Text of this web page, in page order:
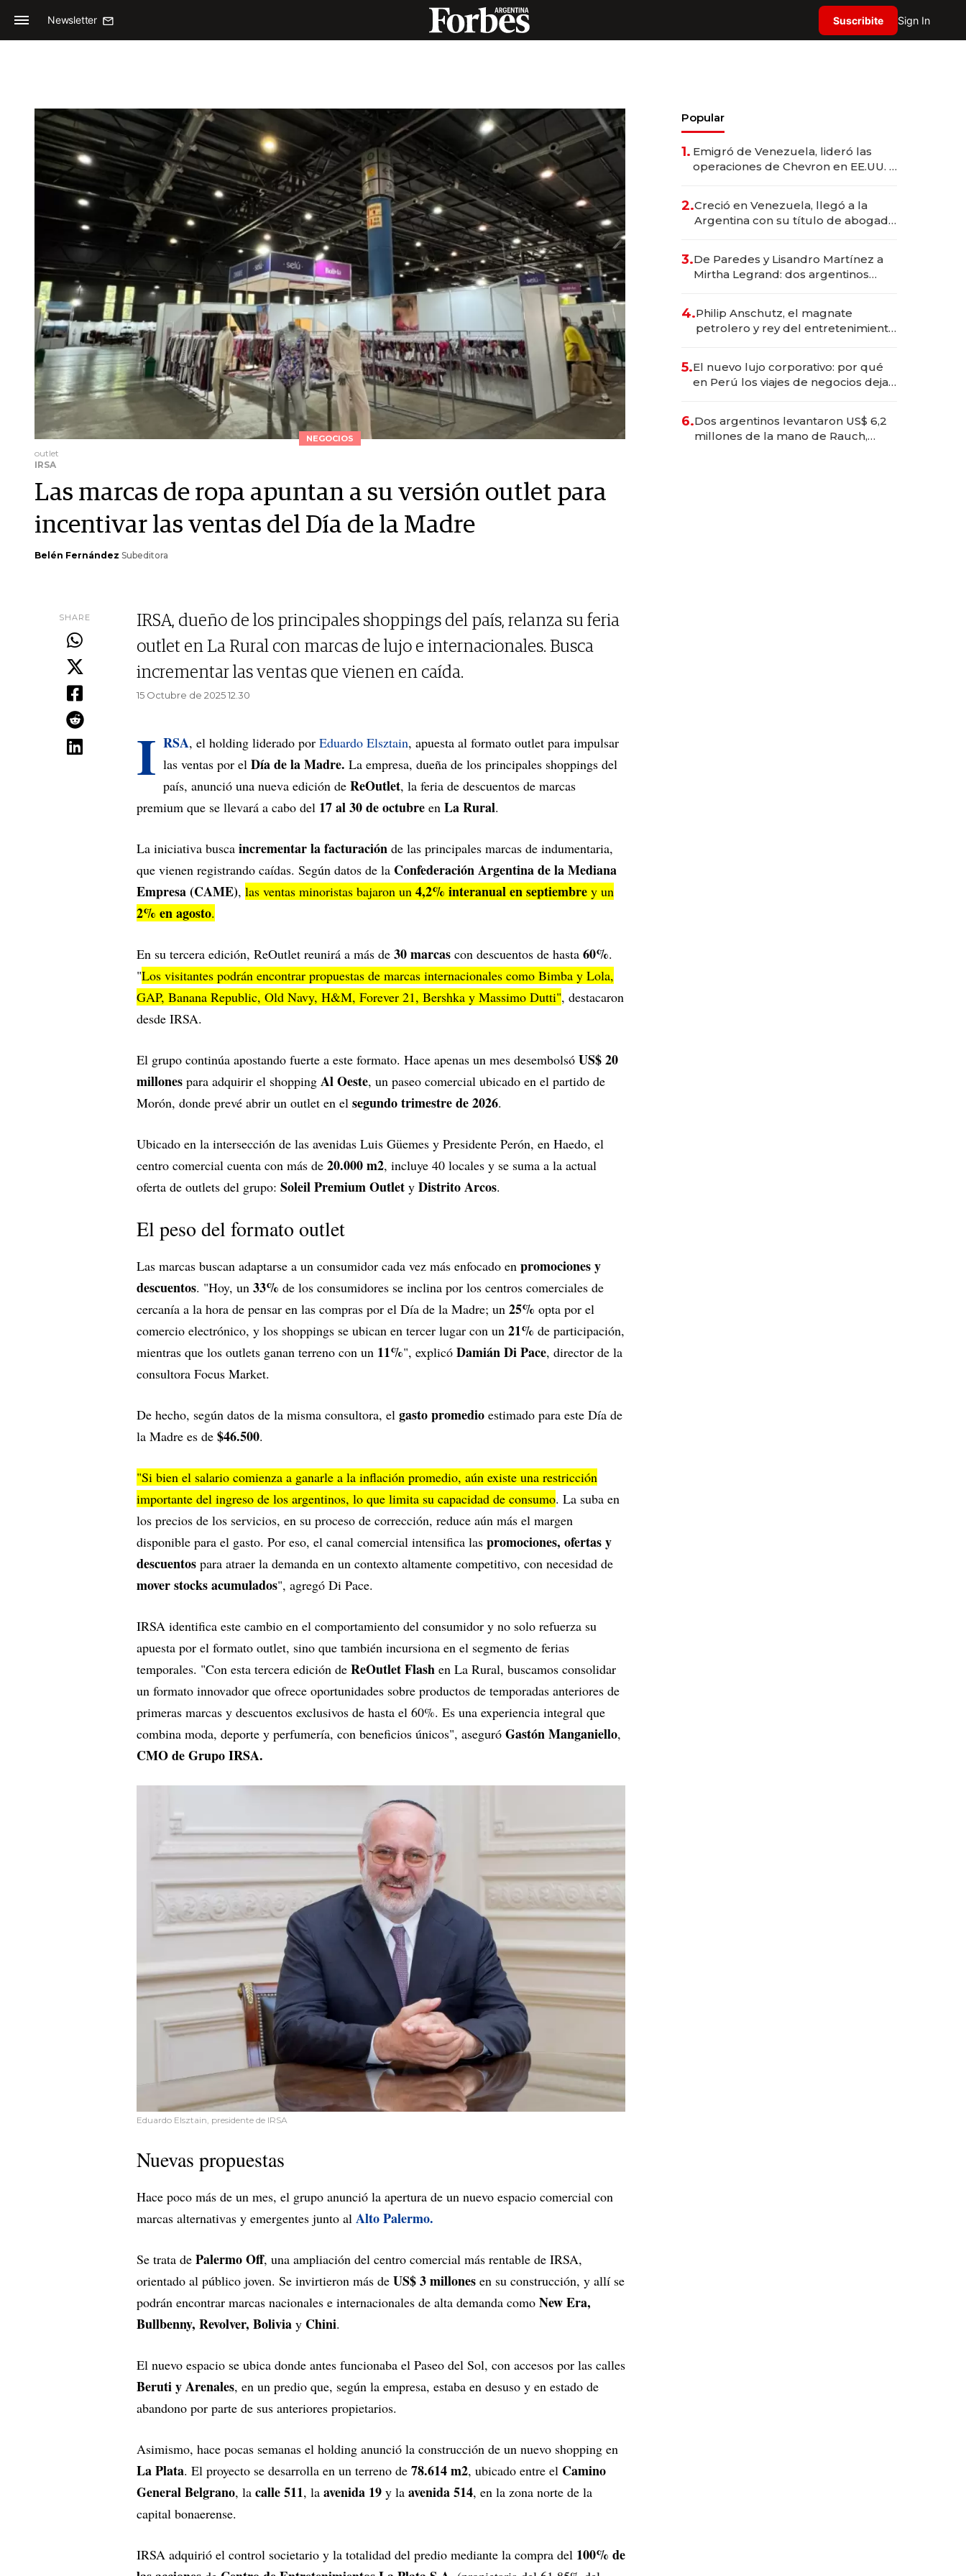
Newsletter Suscribite Sign In
NEGOCIOS
outlet
IRSA
Las marcas de ropa apuntan a su versión outlet para
incentivar las ventas del Día de la Madre
Belén Fernández Subeditora
SHARE
IRSA, dueño de los principales shoppings del país, relanza su feria
outlet en La Rural con marcas de lujo e internacionales. Busca
incrementar las ventas que vienen en caída.
15 Octubre de 2025 12.30
I RSA, el holding liderado por Eduardo Elsztain, apuesta al formato outlet para impulsar
las ventas por el Día de la Madre. La empresa, dueña de los principales shoppings del
país, anunció una nueva edición de ReOutlet, la feria de descuentos de marcas
premium que se llevará a cabo del 17 al 30 de octubre en La Rural.
La iniciativa busca incrementar la facturación de las principales marcas de indumentaria,
que vienen registrando caídas. Según datos de la Confederación Argentina de la Mediana
Empresa (CAME), las ventas minoristas bajaron un 4,2% interanual en septiembre y un
2% en agosto.
En su tercera edición, ReOutlet reunirá a más de 30 marcas con descuentos de hasta 60%.
"Los visitantes podrán encontrar propuestas de marcas internacionales como Bimba y Lola,
GAP, Banana Republic, Old Navy, H&M, Forever 21, Bershka y Massimo Dutti", destacaron
desde IRSA.
El grupo continúa apostando fuerte a este formato. Hace apenas un mes desembolsó US$ 20
millones para adquirir el shopping Al Oeste, un paseo comercial ubicado en el partido de
Morón, donde prevé abrir un outlet en el segundo trimestre de 2026.
Ubicado en la intersección de las avenidas Luis Güemes y Presidente Perón, en Haedo, el
centro comercial cuenta con más de 20.000 m2, incluye 40 locales y se suma a la actual
oferta de outlets del grupo: Soleil Premium Outlet y Distrito Arcos.
El peso del formato outlet
Las marcas buscan adaptarse a un consumidor cada vez más enfocado en promociones y
descuentos. "Hoy, un 33% de los consumidores se inclina por los centros comerciales de
cercanía a la hora de pensar en las compras por el Día de la Madre; un 25% opta por el
comercio electrónico, y los shoppings se ubican en tercer lugar con un 21% de participación,
mientras que los outlets ganan terreno con un 11%", explicó Damián Di Pace, director de la
consultora Focus Market.
De hecho, según datos de la misma consultora, el gasto promedio estimado para este Día de
la Madre es de $46.500.
"Si bien el salario comienza a ganarle a la inflación promedio, aún existe una restricción
importante del ingreso de los argentinos, lo que limita su capacidad de consumo. La suba en
los precios de los servicios, en su proceso de corrección, reduce aún más el margen
disponible para el gasto. Por eso, el canal comercial intensifica las promociones, ofertas y
descuentos para atraer la demanda en un contexto altamente competitivo, con necesidad de
mover stocks acumulados", agregó Di Pace.
IRSA identifica este cambio en el comportamiento del consumidor y no solo refuerza su
apuesta por el formato outlet, sino que también incursiona en el segmento de ferias
temporales. "Con esta tercera edición de ReOutlet Flash en La Rural, buscamos consolidar
un formato innovador que ofrece oportunidades sobre productos de temporadas anteriores de
primeras marcas y descuentos exclusivos de hasta el 60%. Es una experiencia integral que
combina moda, deporte y perfumería, con beneficios únicos", aseguró Gastón Manganiello,
CMO de Grupo IRSA.
Eduardo Elsztain, presidente de IRSA
Nuevas propuestas
Hace poco más de un mes, el grupo anunció la apertura de un nuevo espacio comercial con
marcas alternativas y emergentes junto al Alto Palermo.
Se trata de Palermo Off, una ampliación del centro comercial más rentable de IRSA,
orientado al público joven. Se invirtieron más de US$ 3 millones en su construcción, y allí se
podrán encontrar marcas nacionales e internacionales de alta demanda como New Era,
Bullbenny, Revolver, Bolivia y Chini.
El nuevo espacio se ubica donde antes funcionaba el Paseo del Sol, con accesos por las calles
Beruti y Arenales, en un predio que, según la empresa, estaba en desuso y en estado de
abandono por parte de sus anteriores propietarios.
Asimismo, hace pocas semanas el holding anunció la construcción de un nuevo shopping en
La Plata. El proyecto se desarrolla en un terreno de 78.614 m2, ubicado entre el Camino
General Belgrano, la calle 511, la avenida 19 y la avenida 514, en la zona norte de la
capital bonaerense.
IRSA adquirió el control societario y la totalidad del predio mediante la compra del 100% de
Popular
1. Emigró de Venezuela, lideró las
operaciones de Chevron en EE.UU. y
2.Creció en Venezuela, llegó a la
Argentina con su título de abogado
marcas "fast premium"
3.De Paredes y Lisandro Martínez a
Mirtha Legrand: dos argentinos
4.Philip Anschutz, el magnate
petrolero y rey del entretenimiento
5.El nuevo lujo corporativo: por qué
en Perú los viajes de negocios dejan
en experiencias transformadoras
6.Dos argentinos levantaron US$ 6,2
millones de la mano de Rauch,